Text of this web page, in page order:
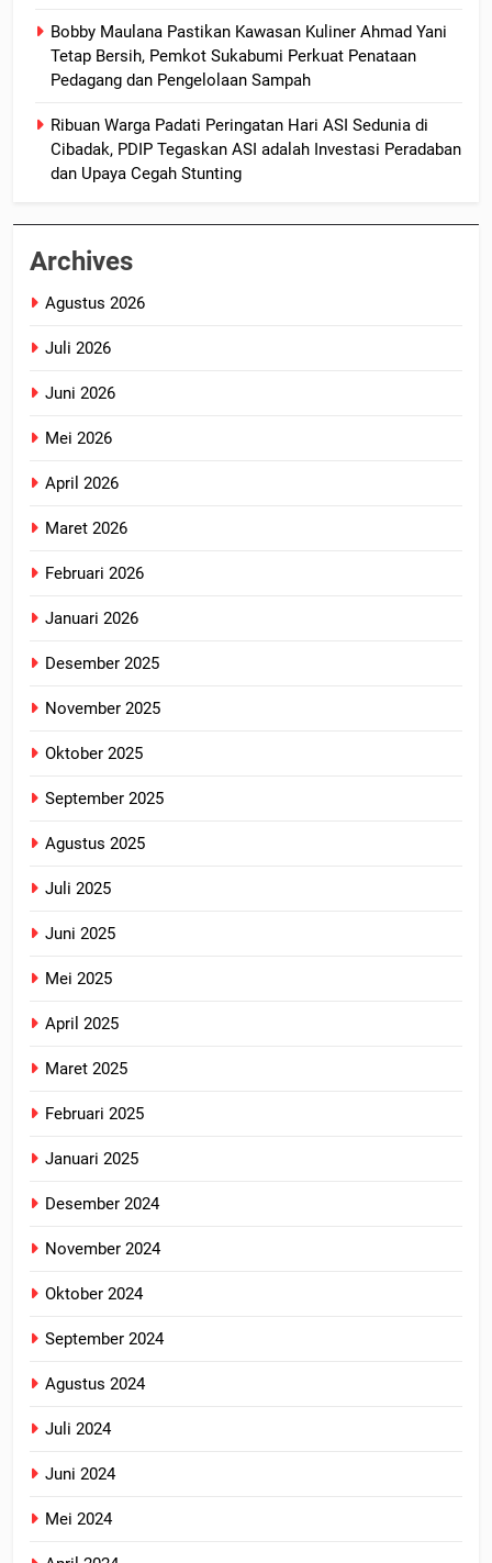
Bobby Maulana Pastikan Kawasan Kuliner Ahmad Yani
Tetap Bersih, Pemkot Sukabumi Perkuat Penataan
Pedagang dan Pengelolaan Sampah
Ribuan Warga Padati Peringatan Hari ASI Sedunia di
Cibadak, PDIP Tegaskan ASI adalah Investasi Peradaban
dan Upaya Cegah Stunting
Archives
Agustus 2026
Juli 2026
Juni 2026
Mei 2026
April 2026
Maret 2026
Februari 2026
Januari 2026
Desember 2025
November 2025
Oktober 2025
September 2025
Agustus 2025
Juli 2025
Juni 2025
Mei 2025
April 2025
Maret 2025
Februari 2025
Januari 2025
Desember 2024
November 2024
Oktober 2024
September 2024
Agustus 2024
Juli 2024
Juni 2024
Mei 2024